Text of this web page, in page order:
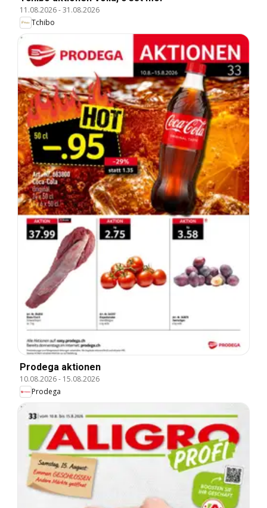
11.08.2026-31.08.2026
Tchibo
Prodega aktionen
10.08.2026- 15.08.2026
Prodega